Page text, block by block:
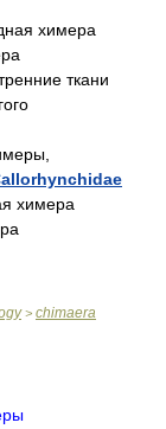
химера
ткани
химера
> chimaera